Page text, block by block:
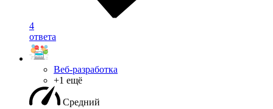
4
ответа
Веб-разработка
+1 ещё
Средний